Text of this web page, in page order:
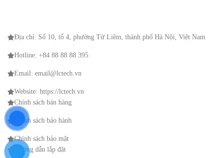
Địa chỉ: Số 10, tổ 4, phường Từ Liêm, thành phố Hà Nội, Việt Nam
Hotline: +84 88 88 88 395
Email: email@lctech.vn
Website: https://lctech.vn
Chính sách bán hàng
Chính sách bảo hành
Chính sách bảo mật
Hướng dẫn lắp đặt